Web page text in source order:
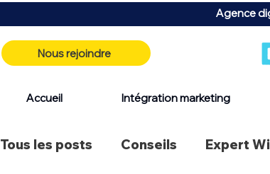
Agence
Nous rejoindre
Accueil Intégration marketing
Tous les posts Conseils Expert